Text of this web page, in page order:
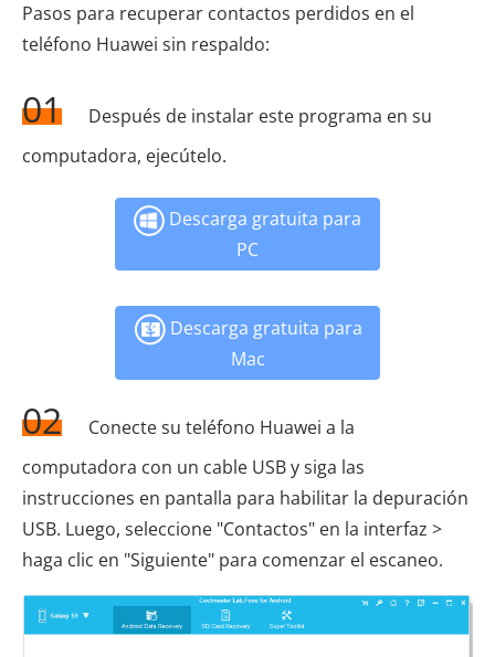
Pasos para recuperar contactos perdidos en el
teléfono Huawei sin respaldo:
01
Después de instalar este programa en su
computadora, ejecútelo.
Descarga gratuita para
PC
Descarga gratuita para
Mac
02
Conecte su teléfono Huawei a la
computadora con un cable USB y siga las
instrucciones en pantalla para habilitar la depuración
USB. Luego, seleccione "Contactos" en la interfaz >
haga clic en "Siguiente" para comenzar el escaneo.